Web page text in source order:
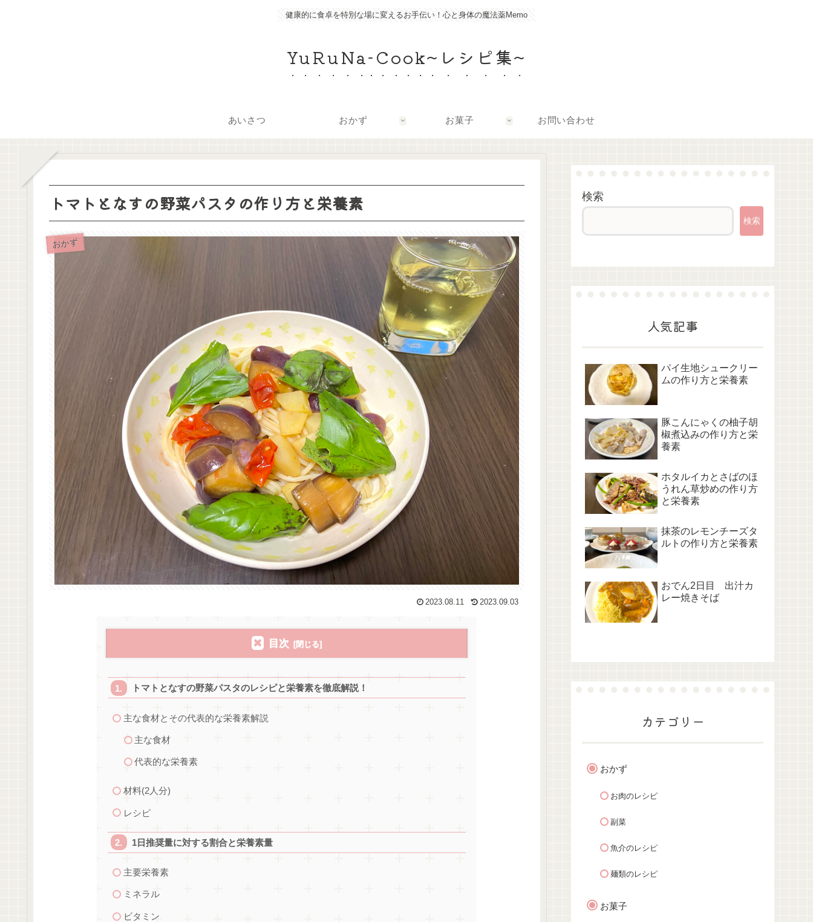
健康的に食卓を特別な場に変えるお手伝い！心と身体の魔法薬Memo
YuRuNa-Cook~レシピ集~
あいさつ おかず お菓子 お問い合わせ
トマトとなすの野菜パスタの作り方と栄養素
おかず
2023.08.11 2023.09.03
目次
トマトとなすの野菜パスタのレシピと栄養素を徹底解説！
主な食材とその代表的な栄養素解説
主な食材
代表的な栄養素
材料(2人分)
レシピ
1日推奨量に対する割合と栄養素量
主要栄養素
ミネラル
ビタミン
検索
検索
人気記事
パイ生地シュークリー
ムの作り方と栄養素
豚こんにゃくの柚子胡
椒煮込みの作り方と栄
養素
ホタルイカとさばのほ
うれん草炒めの作り方
と栄養素
抹茶のレモンチーズタ
ルトの作り方と栄養素
おでん2日目 出汁カ
レー焼きそば
カテゴリー
おかず
お肉のレシピ
副菜
魚介のレシピ
麺類のレシピ
お菓子